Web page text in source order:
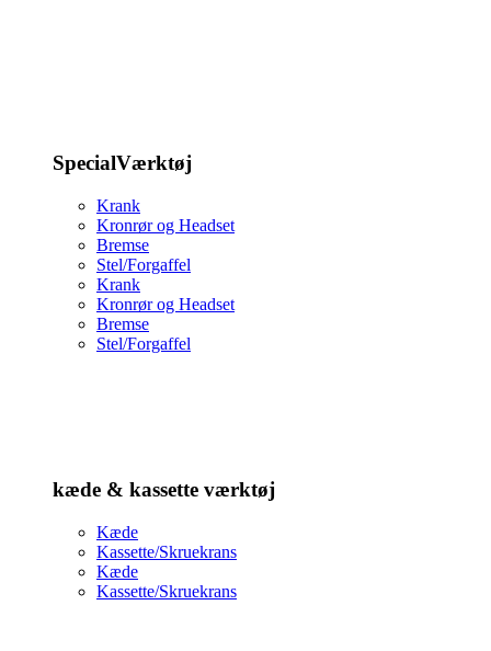
SpecialVærktøj
Krank
Kronrør og Headset
Bremse
Stel/Forgaffel
Krank
Kronrør og Headset
Bremse
Stel/Forgaffel
kæde & kassette værktøj
Kæde
Kassette/Skruekrans
Kæde
Kassette/Skruekrans